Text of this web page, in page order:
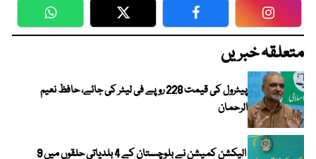
WhatsApp Twitter Facebook
متعلقہ خبریں
پیٹرول کی قیمت 228 روپے فی لیٹر کی جائے، حافظ نعیم
الرحمان
الیکشن کمیشن نے بلوچستان کے 4 بلدیاتی حلقوں میں 9